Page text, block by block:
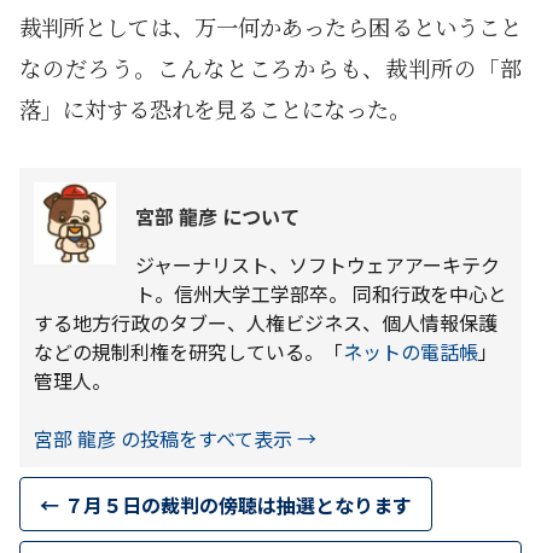
裁判所としては、万一何かあったら困るということ
なのだろう。こんなところからも、裁判所の「部
落」に対する恐れを見ることになった。
宮部 龍彦 について
ジャーナリスト、ソフトウェアアーキテク
ト。信州大学工学部卒。 同和行政を中心と
する地方行政のタブー、人権ビジネス、個人情報保護
などの規制利権を研究している。「ネットの電話帳」
管理人。
宮部 龍彦 の投稿をすべて表示 →
← ７月５日の裁判の傍聴は抽選となります